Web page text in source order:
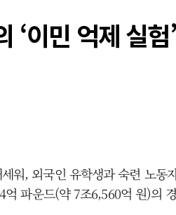
이민 억제 실험
워, 외국인 유학생과 숙련 노
파운드(약 7조6,560억 원)의